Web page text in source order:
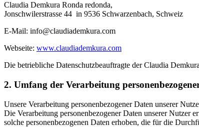
Claudia Demkura Ronda redonda,
Jonschwilerstrasse 44 in 9536 Schwarzenbach, Schweiz
E-Mail: info@claudiademkura.com
Webseite: www.claudiademkura.com
Die betriebliche Datenschutzbeauftragte der Claudia
2. Umfang der Verarbeitung
Unsere Verarbeitung personenbezogener Daten unserer
Die Verarbeitung personenbezogener Daten unserer
solche personenbezogenen Daten erhoben, die für die